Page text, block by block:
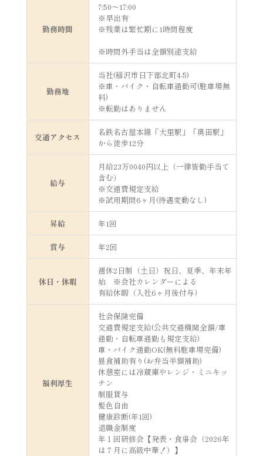
勤務時間
7:50～17:00
※早出有
※残業は繁忙期に1時間程度
※時間外手当は全額別途支給
勤務地
当社(稲沢市日下部北町4-5)
※車・バイク・自転車通勤可(駐車場無
料)
※転勤はありません
交通アクセス
名鉄名古屋本線「大里駅」「奥田駅」
から徒歩12分
給与
月給23万0040円以上（一律皆勤手当て
含む）
※交通費規定支給
※試用期間6ヶ月(待遇変動なし)
昇給 年1回
賞与 年2回
休日・休暇
週休2日制（土日）祝日、夏季、年末年
始 ※会社カレンダーによる
有給休暇（入社6ヶ月後付与）
福利厚生
社会保険完備
交通費規定支給(公共交通機関全額/車
通勤・自転車通勤も規定支給)
車・バイク通勤OK(無料駐車場完備)
昼食補助有り(お弁当半額補助)
休憩室には冷蔵庫やレンジ・ミニキッ
チン
制服貸与
髪色自由
健康診断(年1回)
退職金制度
年１回研修会【発表・食事会（2026年
は７月に高級中華！）】